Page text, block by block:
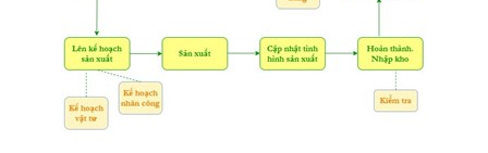
Thông tin hữu ích
Hình ảnh sửa chữa